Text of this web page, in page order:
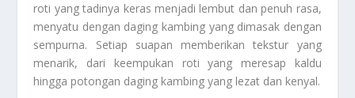
roti yang tadinya keras menjadi lembut dan penuh rasa,
menyatu dengan daging kambing yang dimasak dengan
sempurna. Setiap suapan memberikan tekstur yang
menarik, dari keempukan roti yang meresap kaldu
hingga potongan daging kambing yang lezat dan kenyal.